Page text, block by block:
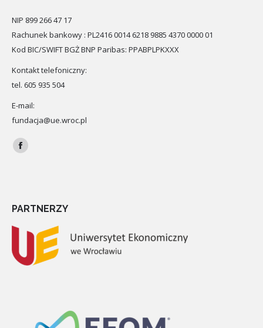
NIP 899 266 47 17
Rachunek bankowy : PL2416 0014 6218 9885 4370 0000 01
Kod BIC/SWIFT BGŻ BNP Paribas: PPABPLPKXXX
Kontakt telefoniczny:
tel. 605 935 504
E-mail:
fundacja@ue.wroc.pl
Znajdź nas na:
Facebook
PARTNERZY